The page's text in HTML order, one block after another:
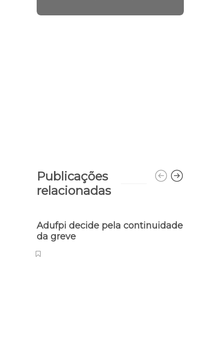
Publicações
relacionadas
Adufpi decide pela continuidade
da greve